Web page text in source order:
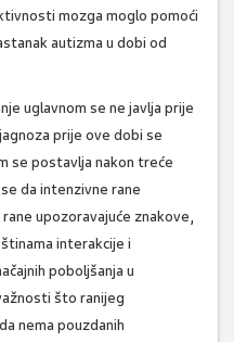
mozga moglo pomoći
autizma u dobi od
uglavnom se ne javlja prije
prije ove dobi se
se postavlja nakon treće
da intenzivne rane
upozoravajuće znakove,
interakcije i
poboljšanja u
što ranijeg
nema pouzdanih